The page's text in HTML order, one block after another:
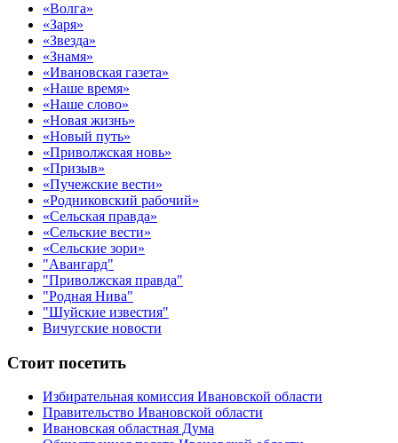
«Волга»
«Заря»
«Звезда»
«Знамя»
«Ивановская газета»
«Наше время»
«Наше слово»
«Новая жизнь»
«Новый путь»
«Приволжская новь»
«Призыв»
«Пучежские вести»
«Родниковский рабочий»
«Сельская правда»
«Сельские вести»
«Сельские зори»
"Авангард"
"Приволжская правда"
"Родная Нива"
"Шуйские известия"
Вичугские новости
Стоит посетить
Избирательная комиссия Ивановской области
Правительство Ивановской области
Ивановская областная Дума